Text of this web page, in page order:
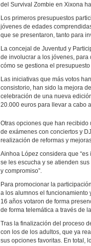
del Survival Zombie en Xixona
Los primeros presupuestos
jóvenes de edades
que se presentaron, tanto para
La concejal de Juventud y
de involucrar a los jóvenes,
cómo se gestiona el presupuesto
Las iniciativas que más votos
consistorio, han sido la mejora
celebración de una nueva
20.000 euros para llevar a cabo
Otras opciones que han
de exámenes con conciertos y
realización de reformas y
Ainhoa López considera que
se les escucha y se atienden
y compromiso”.
Para promocionar la
a los alumnos el funcionamiento
16 años votaron de forma
de forma telemática a través de
Tras la finalización del proceso
con los de los adultos, que ya
sus opciones favoritas. En total,